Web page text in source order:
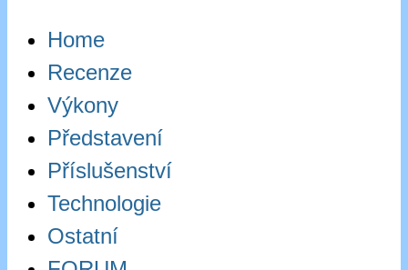
Home
Recenze
Výkony
Představení
Příslušenství
Technologie
Ostatní